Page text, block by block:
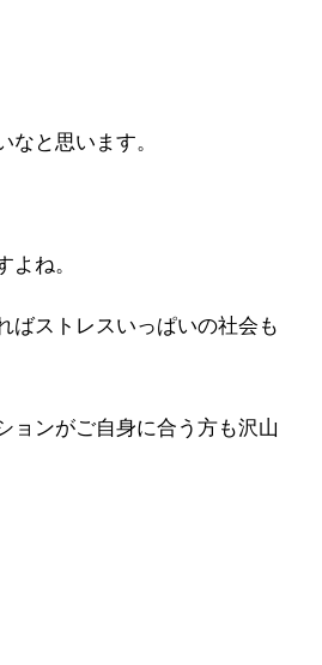
と思います。
ね。
ばストレスいっぱいの社会も
ョンがご自身に合う方も沢山